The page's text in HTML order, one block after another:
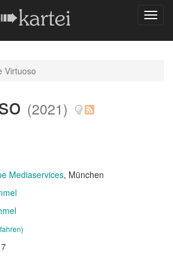
Virtuoso
(2021)
Mediaservices, München
7